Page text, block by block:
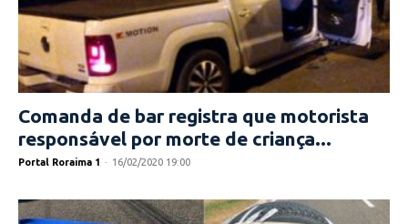
Comanda de bar registra que motorista
responsável por morte de criança...
Portal Roraima 1 - 16/02/2020 19:00